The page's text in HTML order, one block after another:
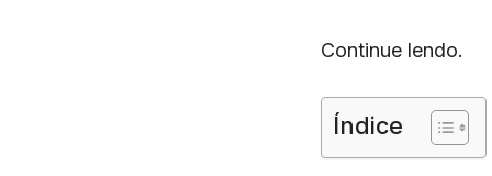
Continue lendo.
Índice